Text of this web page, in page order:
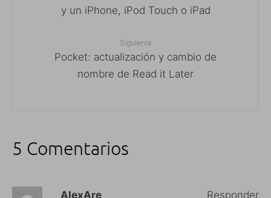
y un iPhone, iPod Touch o iPad
Siguiente
Pocket: actualización y cambio de
nombre de Read it Later
5 Comentarios
AlexAre Responder